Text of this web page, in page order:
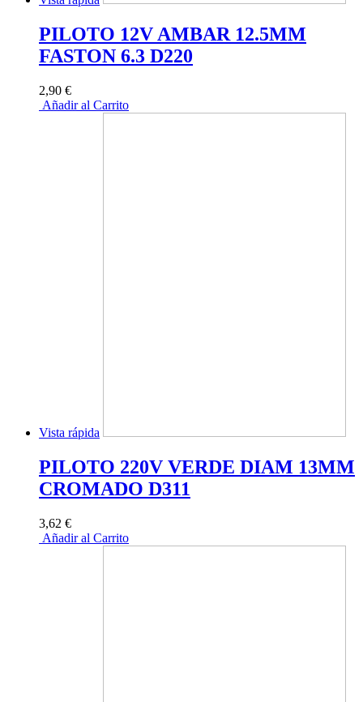
PILOTO 12V AMBAR 12.5MM
FASTON 6.3 D220
2,90 €
Añadir al Carrito
Vista rápida
PILOTO 220V VERDE DIAM 13MM
CROMADO D311
3,62 €
Añadir al Carrito